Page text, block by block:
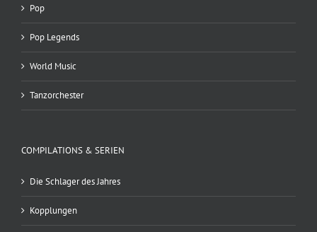
Pop
Pop Legends
World Music
Tanzorchester
COMPILATIONS & SERIEN
Die Schlager des Jahres
Kopplungen